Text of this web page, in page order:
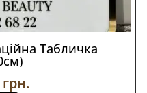
Табличка
грн.